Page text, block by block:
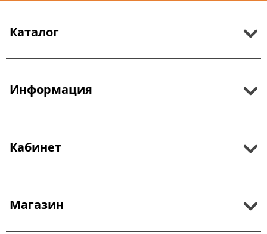
Каталог
Информация
Кабинет
Магазин